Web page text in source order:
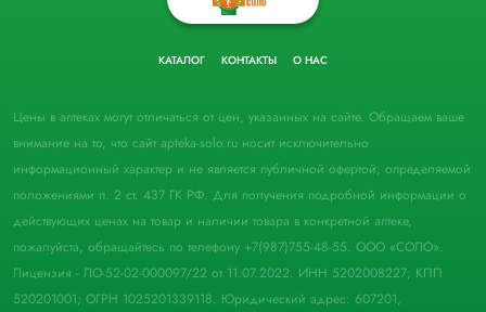
КАТАЛОГ КОНТАКТЫ О НАС
Цены в аптеках могут отличаться от цен, указанных на сайте. Обращаем ваше
внимание на то, что сайт apteka-solo.ru носит исключительно
информационный характер и не является публичной офертой, определяемой
положениями п. 2 ст. 437 ГК РФ. Для получения подробной информации о
действующих ценах на товар и наличии товара в конкретной аптеке,
пожалуйста, обращайтесь по телефону +7(987)755-48-55. ООО «СОЛО».
Лицензия - ЛО-52-02-000097/22 от 11.07.2022. ИНН 5202008227; КПП
520201001; ОГРН 1025201339118. Юридический адрес: 607201,